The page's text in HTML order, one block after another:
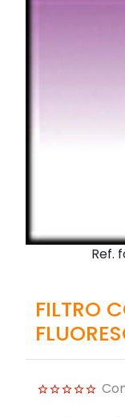
Ref.
FILTRO